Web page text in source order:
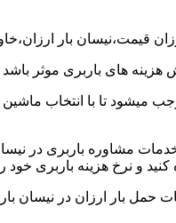
قیمت،نیسان بار
هزینه های باربری موثر
میشود تا با انتخاب
مشاوره باربری در نیسان
و نرخ هزینه باربری خود
حمل بار ارزان در نیسان